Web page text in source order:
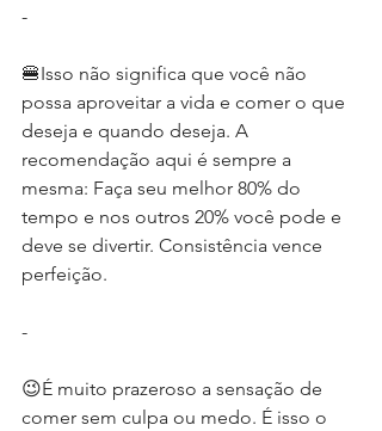
-
🍔Isso não significa que você não
possa aproveitar a vida e comer o que
deseja e quando deseja. A
recomendação aqui é sempre a
mesma: Faça seu melhor 80% do
tempo e nos outros 20% você pode e
deve se divertir. Consistência vence
perfeição.
-
😉É muito prazeroso a sensação de
comer sem culpa ou medo. É isso o